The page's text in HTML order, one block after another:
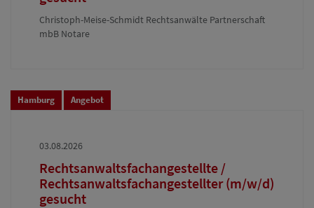
Christoph-Meise-Schmidt Rechtsanwälte Partnerschaft
mbB Notare
Hamburg Angebot
03.08.2026
Rechtsanwaltsfachangestellte /
Rechtsanwaltsfachangestellter (m/w/d)
gesucht